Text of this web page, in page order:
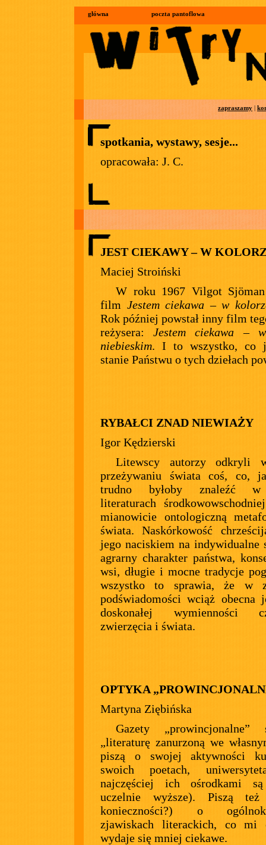
główna poczta pantoflowa
zapraszamy |
spotkania, wystawy, sesje...
opracowała: J. C.
JEST CIEKAWY – W
Maciej Stroiński
W roku 1967 Vilgot Sjöman
film Jestem ciekawa – w
Rok później powstał inny film
reżysera:Jestem ciekawa –
niebieskim. I to wszystko, co
stanie Państwu o tych dziełach
RYBAŁCI ZNAD NIEWIAŻY
Igor Kędzierski
Litewscy autorzy odkryli
przeżywaniu świata coś, co,
trudno byłoby znaleźć
literaturach
mianowicie ontologiczną
świata. Naskórkowość
jego naciskiem na indywidualne
agrarny charakter państwa,
wsi, długie i mocne tradycje
wszystko to sprawia, że w
podświadomości wciąż obecna
doskonałej wymienności
zwierzęcia i świata.
OPTYKA
Martyna Ziębińska
Gazety „prowincjonalne”
„literaturę zanurzoną we
piszą o swojej aktywności
swoich poetach,
najczęściej ich ośrodkami są
uczelnie wyższe). Piszą
konieczności?) o
zjawiskach literackich, co mi
wydaje się mniej ciekawe.